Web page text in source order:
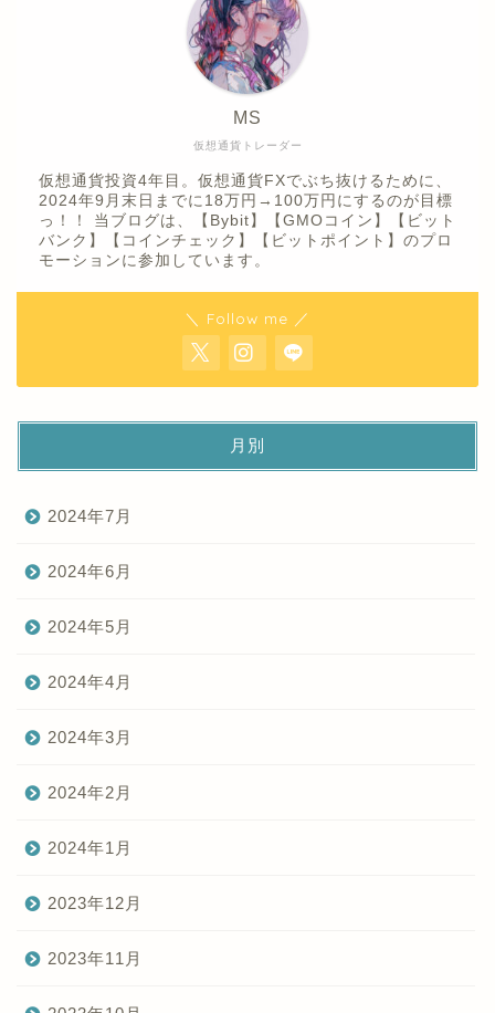
仮想通貨トレーダー
MS
仮想通貨投資4年目。仮想通貨FXでぶち抜けるために、
2024年9月末日までに18万円→100万円にするのが目標
っ！！ 当ブログは、【Bybit】【GMOコイン】【ビット
バンク】【コインチェック】【ビットポイント】のプロ
モーションに参加しています。
＼ Follow me ／
月別
2024年7月
2024年6月
2024年5月
2024年4月
2024年3月
2024年2月
2024年1月
2023年12月
2023年11月